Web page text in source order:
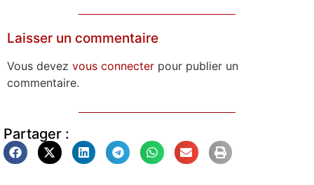
Laisser un commentaire
Vous devez vous connecter pour publier un
commentaire.
Partager :